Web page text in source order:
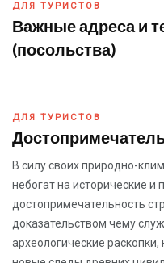
ДЛЯ ТУРИСТОВ
Важные адреса и
(посольства)
ДЛЯ ТУРИСТОВ
В силу своих природно-
небогат на исторические и
достопримечательность
доказательством чему
археологические